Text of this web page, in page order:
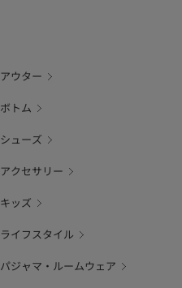
アウター
ボトム
シューズ
アクセサリー
キッズ
ライフスタイル
パジャマ・ルームウェア